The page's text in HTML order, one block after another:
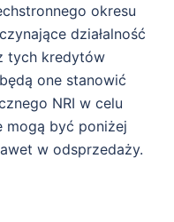
okresu
działalność
tych kredytów
one stanowić
NRI w celu
mogą być poniżej
w odsprzedaży.